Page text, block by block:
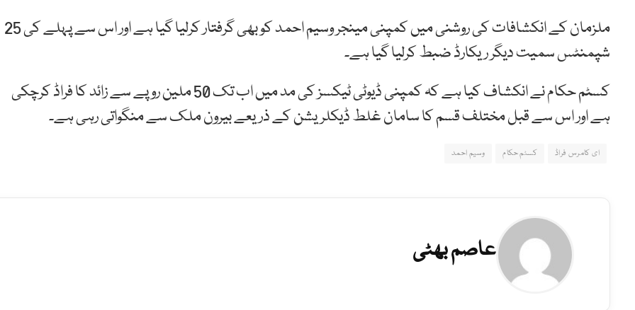
ملزمان کے انکشافات کی روشنی میں کمپنی مینجر وسیم احمد کو بھی گرفتار کرلیا گیا ہے اور اس سے پہلے کی 25
شپمنٹس سمیت دیگر ریکارڈ ضبط کرلیا گیا ہے۔
کسٹم حکام نے انکشاف کیا ہے کہ کمپنی ڈیوٹی ٹیکسز کی مد میں اب تک 50 ملین روپے سے زائد کا فراڈ کرچکی
ہے اور اس سے قبل مختلف قسم کا سامان غلط ڈیکلریشن کے ذریعے بیرون ملک سے منگواتی رہی ہے۔
ای کامرس فراڈ کسٹم حکام وسیم احمد
عاصم بھٹی